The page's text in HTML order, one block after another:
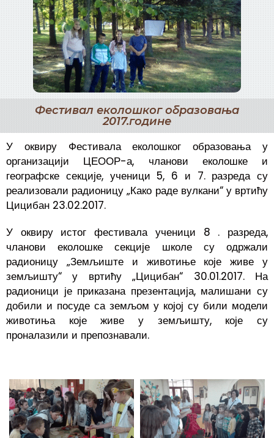
Фестивал еколошког образовања
2017.године
У оквиру Фестивала еколошког образовања у
организацији ЦЕООР-а, чланови еколошке и
географске секције, ученици 5, 6 и 7. разреда су
реализовали радионицу „Како раде вулкани“ у вртићу
Цицибан 23.02.2017.
У оквиру истог фестивала ученици 8 . разреда,
чланови еколошке секције школе су одржали
радионицу „Земљиште и животиње које живе у
земљишту“ у вртићу „Цицибан“ 30.01.2017. На
радионици је приказана презентација, малишани су
добили и посуде са земљом у којој су били модели
животиња које живе у земљишту, које су
проналазили и препознавали.